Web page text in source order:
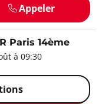
Appeler
Paris 14ème
à 09:30